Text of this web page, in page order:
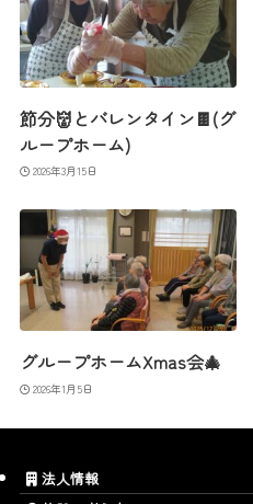
節分👹とバレンタイン🍫(グ
ループホーム)
2026年3月15日
グループホームXmas会🎄
2026年1月5日
法人情報